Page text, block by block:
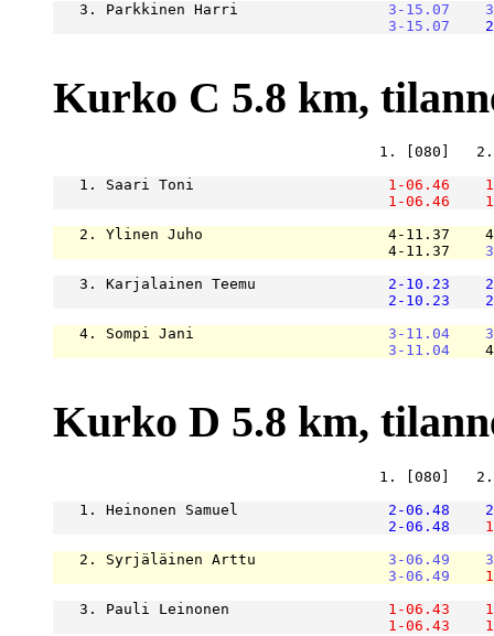
   3. Parkkinen Harri
3-15.07
3-15.07
Kurko C 5.8 km,
1. [080]
   1. Saari Toni
1-06.46
1-06.46
2. Ylinen Juho                     4-11.37
                                      4-11.37
   3. Karjalainen Teemu
2-10.23
2-10.23
   4. Sompi Jani
3-11.04
3-11.04
Kurko D 5.8 km,
1. [080]
   1. Heinonen Samuel
2-06.48
2-06.48
   2. Syrjäläinen Arttu
3-06.49
3-06.49
   3. Pauli Leinonen
1-06.43
1-06.43